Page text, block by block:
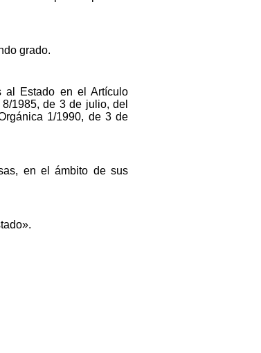
grado.
al Estado en el Artículo
1985, de 3 de julio, del
1/1990, de 3 de
en el ámbito de sus